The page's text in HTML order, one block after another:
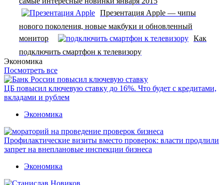
Презентация Apple — чипы
нового поколения, новые макбуки и обновленный
монитор
Как
подключить смартфон к телевизору
Экономика
Посмотреть все
ЦБ повысил ключевую ставку до 16%. Что будет с кредитами,
вкладами и рублем
Экономика
Профилактические визиты вместо проверок: власти продлили
запрет на внеплановые инспекции бизнеса
Экономика